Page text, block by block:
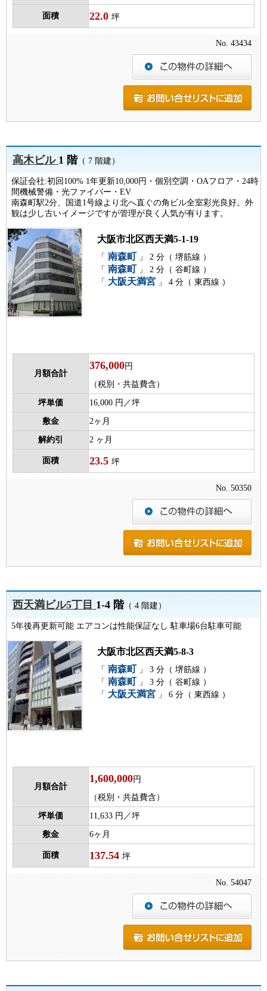
面積 22.0 坪
No. 43434
高木ビル1 階（ 7 階建）
保証会社:初回100% 1年更新10,000円・個別空調・OAフロア・24時
間機械警備・光ファイバー・EV
南森町駅2分、国道1号線より北へ直ぐの角ビル全室彩光良好。外
観は少し古いイメージですが管理が良く人気が有ります。
大阪市北区西天満5-1-19
「 南森町 」 2 分（ 堺筋線 ）
「 南森町 」 2 分（ 谷町線 ）
「
大阪天満宮 」 4 分（ 東西線 ）
月額合計
376,000円
（税別・共益費含）
坪単価 16,000 円／坪
敷金 2ヶ月
解約引 2 ヶ月
面積 23.5 坪
No. 50350
西天満ビル5丁目1-4 階（ 4 階建）
5年後再更新可能 エアコンは性能保証なし 駐車場6台駐車可能
大阪市北区西天満5-8-3
「 南森町
」 3 分（ 堺筋線 ）
「 南森町
」 3 分（ 谷町線 ）
「
大阪天満宮 」 6 分（ 東西線 ）
月額合計
1,600,000円
（税別・共益費含）
坪単価 11,633 円／坪
敷金 6ヶ月
面積 137.54 坪
No. 54047